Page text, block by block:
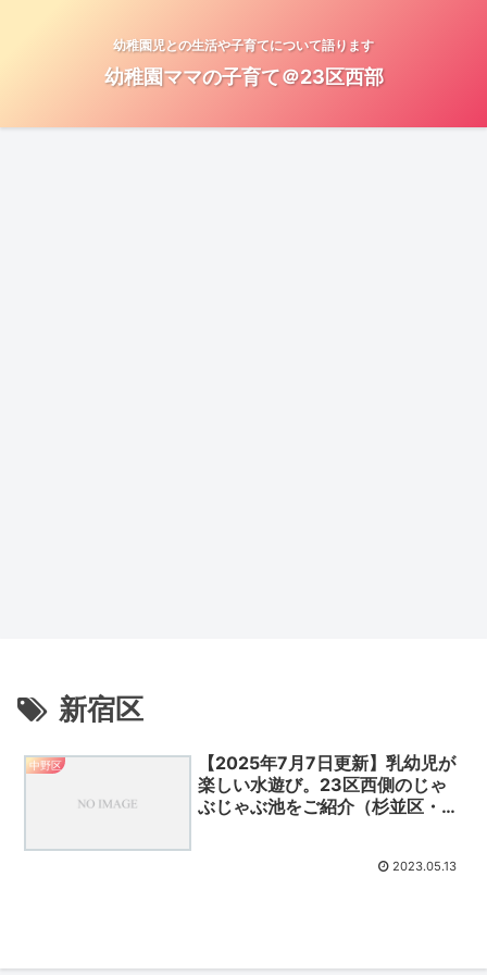
幼稚園児との生活や子育てについて語ります
幼稚園ママの子育て＠23区西部
新宿区
中野区
【2025年7月7日更新】乳幼児が
楽しい水遊び。23区西側のじゃ
ぶじゃぶ池をご紹介（杉並区・新
2023.05.13